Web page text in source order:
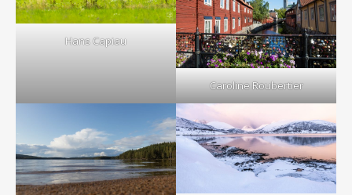
Hans Capiau
Caroline Roubertier